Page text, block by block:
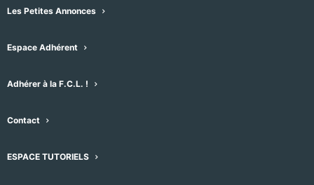
Les Petites Annonces
Espace Adhérent
Adhérer à la F.C.L. !
Contact
ESPACE TUTORIELS
À venir
une
août 2026
7